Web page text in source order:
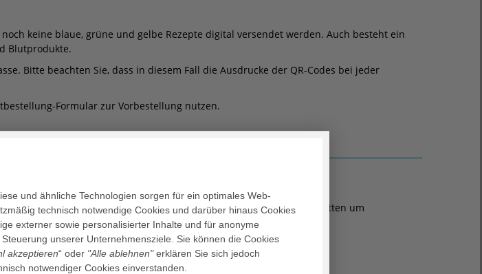
keine blaue, grüne und gelbe Rezepte digital versendet werden. Auch besteht ein
Blutprodukte.
Bitte beachten Sie, dass in diesem Fall die Ausdrucke der QR-Codes bei jeder
Formular zur Vorbestellung nutzen.
des Online-Rezeptbestellung-Formulars leider nicht möglich. Wir bitten um
nicht dauerhaft verordneter Medikation erforderlich.
und ähnliche Technologien sorgen für ein optimales Web-
technisch notwendige Cookies und darüber hinaus Cookies
externer sowie personalisierter Inhalte und für anonyme
unserer Unternehmensziele. Sie können die Cookies
akzeptieren“ oder "Alle ablehnen"erklären Sie sich jedoch
notwendiger Cookies einverstanden.